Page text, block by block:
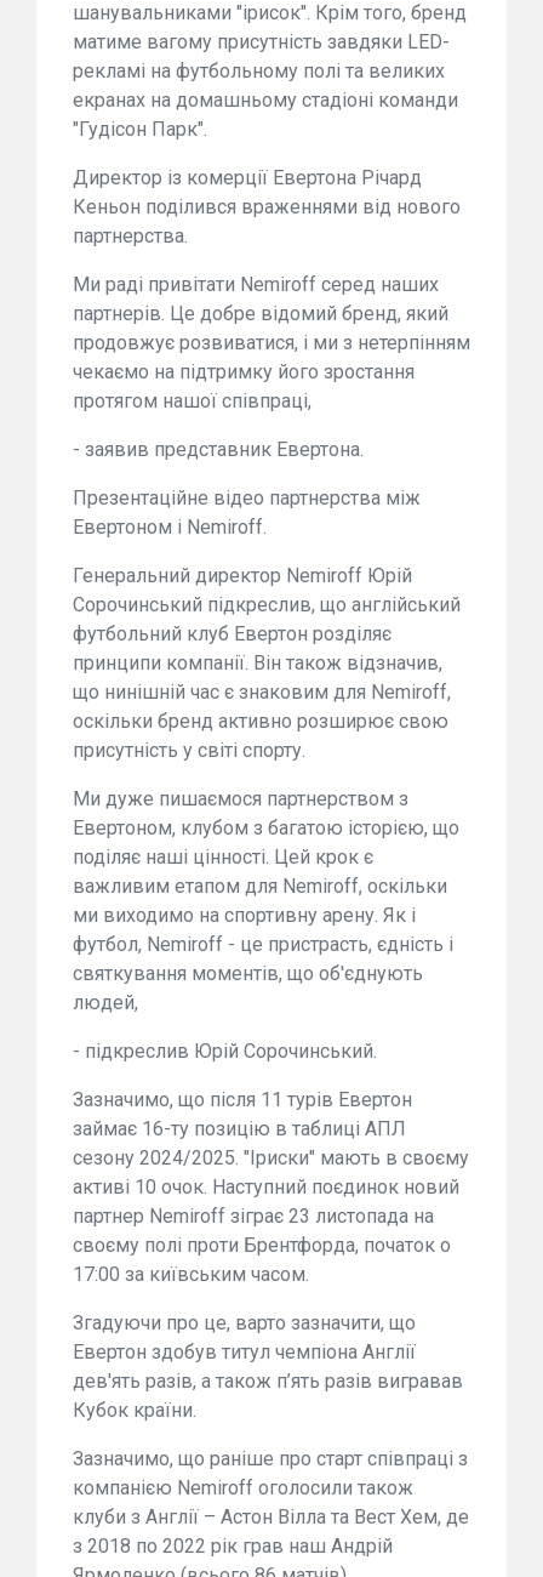
шанувальниками "ірисок". Крім того, бренд
матиме вагому присутність завдяки LED-
рекламі на футбольному полі та великих
екранах на домашньому стадіоні команди
"Гудісон Парк".
Директор із комерції Евертона Річард
Кеньон поділився враженнями від нового
партнерства.
Ми раді привітати Nemiroff серед наших
партнерів. Це добре відомий бренд, який
продовжує розвиватися, і ми з нетерпінням
чекаємо на підтримку його зростання
протягом нашої співпраці,
- заявив представник Евертона.
Презентаційне відео партнерства між
Евертоном і Nemiroff.
Генеральний директор Nemiroff Юрій
Сорочинський підкреслив, що англійський
футбольний клуб Евертон розділяє
принципи компанії. Він також відзначив,
що нинішній час є знаковим для Nemiroff,
оскільки бренд активно розширює свою
присутність у світі спорту.
Ми дуже пишаємося партнерством з
Евертоном, клубом з багатою історією, що
поділяє наші цінності. Цей крок є
важливим етапом для Nemiroff, оскільки
ми виходимо на спортивну арену. Як і
футбол, Nemiroff - це пристрасть, єдність і
святкування моментів, що об'єднують
людей,
- підкреслив Юрій Сорочинський.
Зазначимо, що після 11 турів Евертон
займає 16-ту позицію в таблиці АПЛ
сезону 2024/2025. "Іриски" мають в своєму
активі 10 очок. Наступний поєдинок новий
партнер Nemiroff зіграє 23 листопада на
своєму полі проти Брентфорда, початок о
17:00 за київським часом.
Згадуючи про це, варто зазначити, що
Евертон здобув титул чемпіона Англії
дев'ять разів, а також п’ять разів вигравав
Кубок країни.
Зазначимо, що раніше про старт співпраці з
компанією Nemiroff оголосили також
клуби з Англії – Астон Вілла та Вест Хем, де
з 2018 по 2022 рік грав наш Андрій